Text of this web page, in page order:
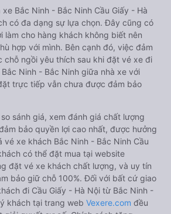
Bắc Ninh - Bắc Ninh Cầu Giấy - Hà
có đa dạng sự lựa chọn. Đây cũng có
làm cho hàng khách không biết nên
hợp với mình. Bên cạnh đó, việc đảm
chỗ ngồi yêu thích sau khi đặt vé xe đi
Ninh - Bắc Ninh giữa nhà xe với
trực tiếp vẫn chưa được đảm bảo
sánh giá, xem đánh giá chất lượng
bảo quyền lợi cao nhất, được hưởng
vé xe khách Bắc Ninh - Bắc Ninh Cầu
có thể đặt mua tại website
đặt vé xe khách chất lượng, và uy tín
bảo giữ chỗ 100%. Đối với bất cứ giao
đi Cầu Giấy - Hà Nội từ Bắc Ninh -
khách tại trang web Vexere.com đều